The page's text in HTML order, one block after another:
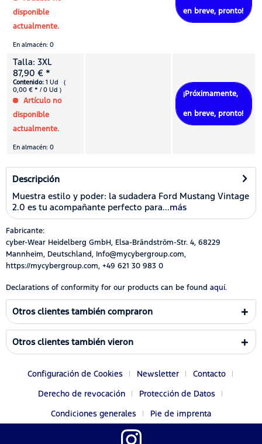
disponible
actualmente.
En almacén: 0
en breve, pronto!
Talla: 3XL
87,90 € *
Contenido: 1 Ud (
0,00 € * / 0 Ud )
Artículo no
disponible
actualmente.
En almacén: 0
¡Próximamente,
en breve, pronto!
Descripción
Muestra estilo y poder: la sudadera Ford Mustang Vintage
2.0 es tu acompañante perfecto para...más
Fabricante:
cyber-Wear Heidelberg GmbH, Elsa-Brändström-Str. 4, 68229
Mannheim, Deutschland, Info@mycybergroup.com,
https://mycybergroup.com, +49 621 30 983 0
Declarations of conformity for our products can be found aquí.
Otros clientes también compraron
Otros clientes también vieron
Configuración de Cookies Newsletter
Contacto
Derecho de revocación
Protección de Datos
Condiciones generales
Pie de imprenta